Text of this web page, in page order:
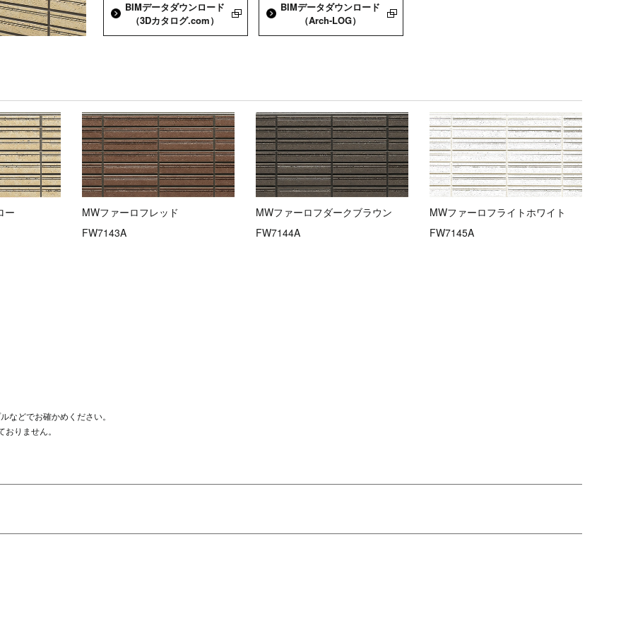
BIMデータダウンロード
（3Dカタログ.com）
BIMデータダウンロード
（Arch-LOG）
ー
MWファーロフレッド
FW7143A
MWファーロフダークブラウン
FW7144A
MWファーロフライトホワイト
FW7145A
などでお確かめください。
りません。